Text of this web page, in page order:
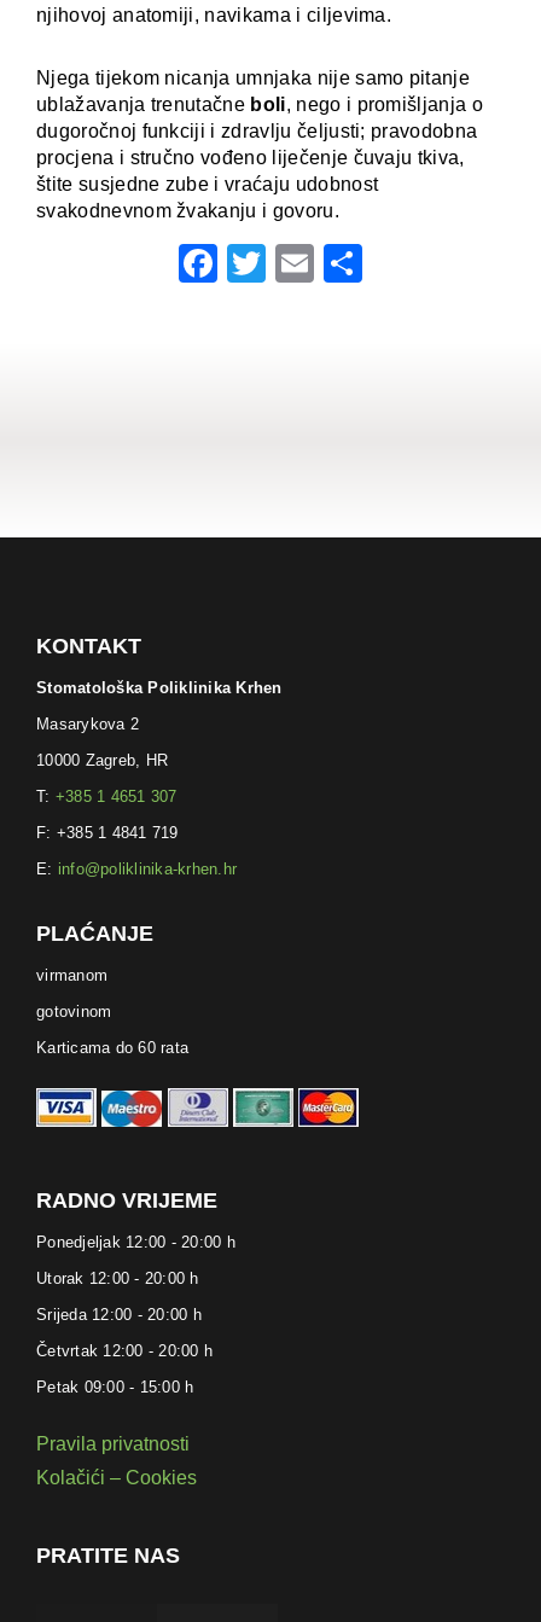
njihovoj anatomiji, navikama i ciljevima.
Njega tijekom nicanja umnjaka nije samo pitanje
ublažavanja trenutačne boli, nego i promišljanja o
dugoročnoj funkciji i zdravlju čeljusti; pravodobna
procjena i stručno vođeno liječenje čuvaju tkiva,
štite susjedne zube i vraćaju udobnost
svakodnevnom žvakanju i govoru.
Facebook
TwitterEmail
KONTAKT
Stomatološka Poliklinika Krhen
Masarykova 2
10000 Zagreb, HR
T: +385 1 4651 307
F: +385 1 4841 719
E: info@poliklinika-krhen.hr
PLAĆANJE
virmanom
gotovinom
Karticama do 60 rata
RADNO VRIJEME
Ponedjeljak 12:00 - 20:00 h
Utorak 12:00 - 20:00 h
Srijeda 12:00 - 20:00 h
Četvrtak 12:00 - 20:00 h
Petak 09:00 - 15:00 h
Pravila privatnosti
Kolačići – Cookies
PRATITE NAS